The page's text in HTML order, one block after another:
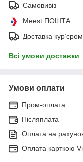
Самовивіз
Meest ПОШТА
Доставка
Всі умови доставки
Умови оплати
Пром-оплата
Післяплата
Оплата на
Оплата карткою